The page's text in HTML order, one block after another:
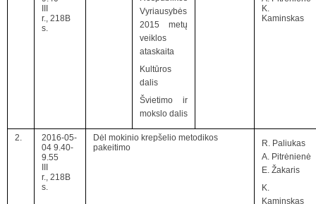
r., 218B
s.
Vyriausybės
2015 metų
veiklos
ataskaita
Kultūros
dalis
Švietimo ir
mokslo dalis
K.
Kaminskas
2.
2016-05-
04 9.40-
9.55
r., 218B
s.
Dėl mokinio krepšelio metodikos
pakeitimo
R. Paliukas
A. Pitrėnienė
E. Žakaris
K.
Kaminskas